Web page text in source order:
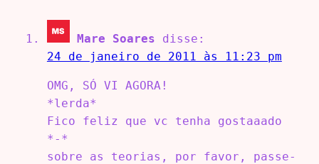
Mare Soares
disse:
24 de janeiro de 2011 às 11:23 pm
OMG, SÓ VI AGORA!
*lerda*
Fico feliz que vc tenha gostaaado
*-*
sobre as teorias, por favor, passe-